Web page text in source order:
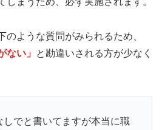
のような質問がみられるため、
ない」
と勘違いされる方が少なく
しでと書いてますが本当に職